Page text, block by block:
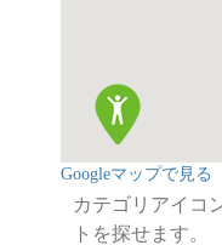
Googleマップで見る
カテゴリアイコ
トを探せます。